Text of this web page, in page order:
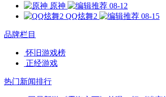
原神
08-12
QQ炫舞2
08-15
品牌栏目
怀旧游戏榜
正经游戏
热门新闻排行